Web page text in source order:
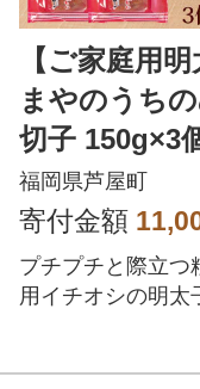
【ご家庭用
まやのうち
切子 150g×3
(芦屋町)
福岡県芦屋町
寄付金額
プチプチと際立つ
用イチオシの明太